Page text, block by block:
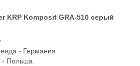
KRP Komposit GRA-510 серый
- Германия
- Польша